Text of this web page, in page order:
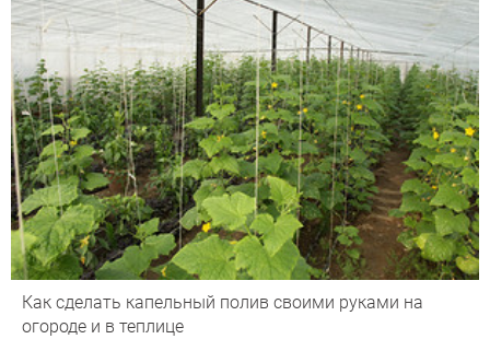
Как сделать капельный полив своими руками на
огороде и в теплице